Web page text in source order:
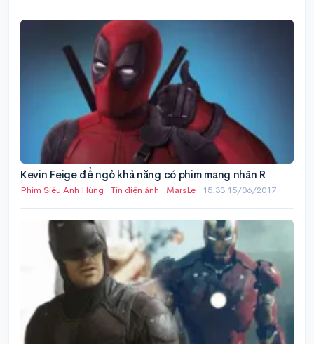
Kevin Feige để ngỏ khả năng có phim mang nhãn R
Phim Siêu Anh Hùng · Tin điện ảnh · MarsLe · 15:33 15/06/2017